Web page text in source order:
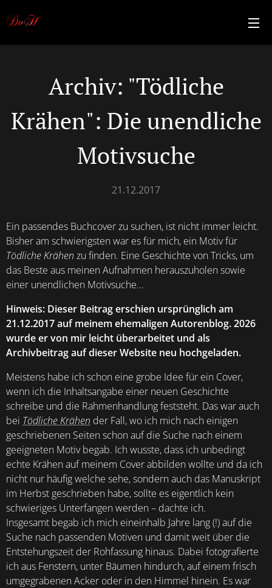
Archiv: "Tödliche
Krähen": Die unendliche
Motivsuche
21.12.2017
Ein passendes Buchcover zu suchen, ist nicht immer leicht.
Bisher am schwierigsten war es für mich, ein Motiv für
Tödliche Krähen zu finden. Eine Geschichte von Tricks, um
das Beste aus meinen Aufnahmen herauszuholen sowie
einer unendlichen Motivsuche...
Hinweis: Dieser Beitrag erschien ursprünglich am
21.12.2017 auf meinem ehemaligen Autorenblog. 2026
wurde er von mir leicht überarbeitet und als
Archivbeitrag auf dieser Website neu hochgeladen.
Meistens habe ich schon eine grobe Idee für ein Cover,
wenn ich die Inhaltsangabe einer neuen Geschichte
schreibe und die Rahmenhandlung feststeht. Das war auch
bei Tödliche Krähen der Fall, wo ich mich nach einigen
geschriebenen Seiten schon auf die Suche nach einem
geeigneten Motiv begab. Ich wusste, dass ich unbedingt
echte Krähen auf meinem Cover abbilden wollte und da ich
nicht nur häufig welche sehe, sondern auch das Manuskript
im Herbst geschrieben habe, sollte es eigentlich kein
schwieriges Unterfangen werden – dachte ich.
Insgesamt begab ich mich eineinhalb Jahre lang (!) auf die
Suche nach passenden Motiven und damit weit über die
Entstehungszeit der Rohfassung hinaus. Dabei fotografierte
ich aus Fenstern, unter Bäumen hindurch, auf einem frisch
umgegrabenen Acker oder in den Himmel hinein. Es war